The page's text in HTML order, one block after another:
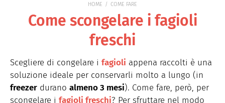
HOME COME FARE
Come scongelare i fagioli
freschi
Scegliere di congelare i fagioli appena raccolti è una
soluzione ideale per conservarli molto a lungo (in
freezer durano almeno 3 mesi). Come fare, però, per
scongelare i fagioli freschi? Per sfruttare nel modo